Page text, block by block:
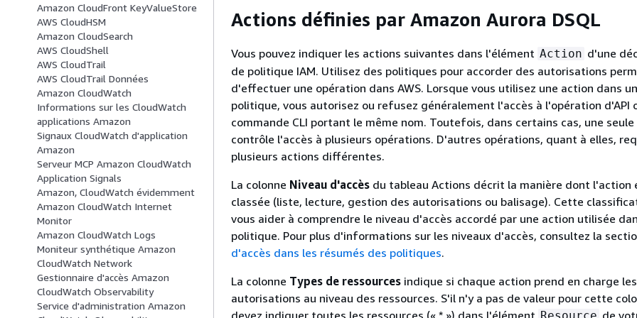
Amazon CloudFront KeyValueStore
AWS CloudHSM
Amazon CloudSearch
AWS CloudShell
AWS CloudTrail
AWS CloudTrail Données
Amazon CloudWatch
Informations sur les CloudWatch
applications Amazon
Signaux CloudWatch d'application
Amazon
Serveur MCP Amazon CloudWatch
Application Signals
Amazon, CloudWatch évidemment
Amazon CloudWatch Internet
Monitor
Amazon CloudWatch Logs
Moniteur synthétique Amazon
CloudWatch Network
Gestionnaire d'accès Amazon
CloudWatch Observability
Service d'administration Amazon
Actions définies par Amazon Aurora DSQL
Vous pouvez indiquer les actions suivantes dans l'élément Action d'une
de politique IAM. Utilisez des politiques pour accorder des autorisations
d'effectuer une opération dans AWS. Lorsque vous utilisez une action dans
politique, vous autorisez ou refusez généralement l'accès à l'opération d'API
commande CLI portant le même nom. Toutefois, dans certains cas, une
contrôle l'accès à plusieurs opérations. D'autres opérations, quant à elles,
plusieurs actions différentes.
La colonne Niveau d'accès du tableau Actions décrit la manière dont l'action
classée (liste, lecture, gestion des autorisations ou balisage). Cette
vous aider à comprendre le niveau d'accès accordé par une action utilisée
politique. Pour plus d'informations sur les niveaux d'accès, consultez la
d'accès dans les résumés des politiques.
La colonne Types de ressources indique si chaque action prend en charge les
autorisations au niveau des ressources. S'il n'y a pas de valeur pour cette
devez indiquer toutes les ressources (« * ») dans l'élément Resource de